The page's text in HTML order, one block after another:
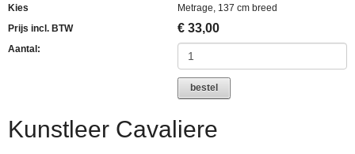
Kies
Metrage, 137 cm breed
Prijs incl. BTW
€ 33,00
Aantal:
bestel
Kunstleer Cavaliere